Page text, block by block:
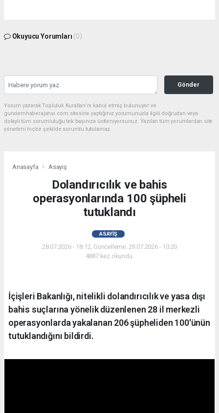
Okuyucu Yorumları (0)
Gönder
Yorum yazarak Topluluk Kuralları’nı kabul etmiş bulunuyor ve
gundemhaberajansi.com sitesine yaptığınız yorumunuzla ilgili doğrudan veya
dolaylı tüm sorumluluğu tek başınıza üstleniyorsunuz. Yazılan tüm yorumlardan site
yönetimi hiçbir şekilde sorumlu tutulamaz.
Anasayfa Asayiş
Dolandırıcılık ve bahis
operasyonlarında 100 şüpheli
tutuklandı
ASAYIŞ
28.07.2026 - 18:12, Güncelleme: 29.07.2026 - 10:20
4887 kez okundu.
İçişleri Bakanlığı, nitelikli dolandırıcılık ve yasa dışı
bahis suçlarına yönelik düzenlenen 28 il merkezli
operasyonlarda yakalanan 206 şüpheliden 100'ünün
tutuklandığını bildirdi.